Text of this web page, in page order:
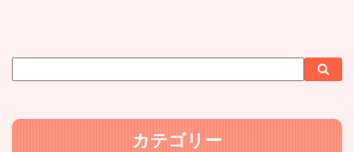
イ
内
索
カテゴリー